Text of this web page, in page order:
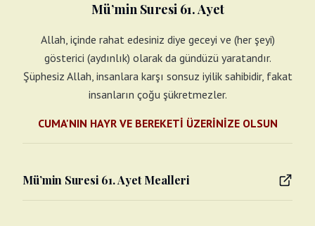
Mü’min Suresi 61. Ayet
Allah, içinde rahat edesiniz diye geceyi ve (her şeyi)
gösterici (aydınlık) olarak da gündüzü yaratandır.
Şüphesiz Allah, insanlara karşı sonsuz iyilik sahibidir, fakat
insanların çoğu şükretmezler.
CUMA'NIN HAYR VE BEREKETİ ÜZERİNİZE OLSUN
Mü’min Suresi 61. Ayet Mealleri